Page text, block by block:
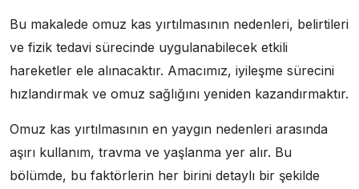
Bu makalede omuz kas yırtılmasının nedenleri, belirtileri
ve fizik tedavi sürecinde uygulanabilecek etkili
hareketler ele alınacaktır. Amacımız, iyileşme sürecini
hızlandırmak ve omuz sağlığını yeniden kazandırmaktır.
Omuz kas yırtılmasının en yaygın nedenleri arasında
aşırı kullanım, travma ve yaşlanma yer alır. Bu
bölümde, bu faktörlerin her birini detaylı bir şekilde